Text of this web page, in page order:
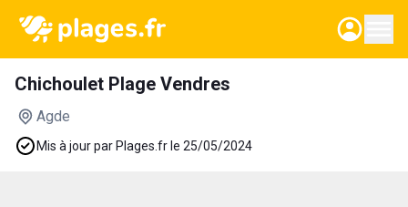
Chichoulet Plage Vendres
Agde
Mis à jour par Plages.fr le 25/05/2024